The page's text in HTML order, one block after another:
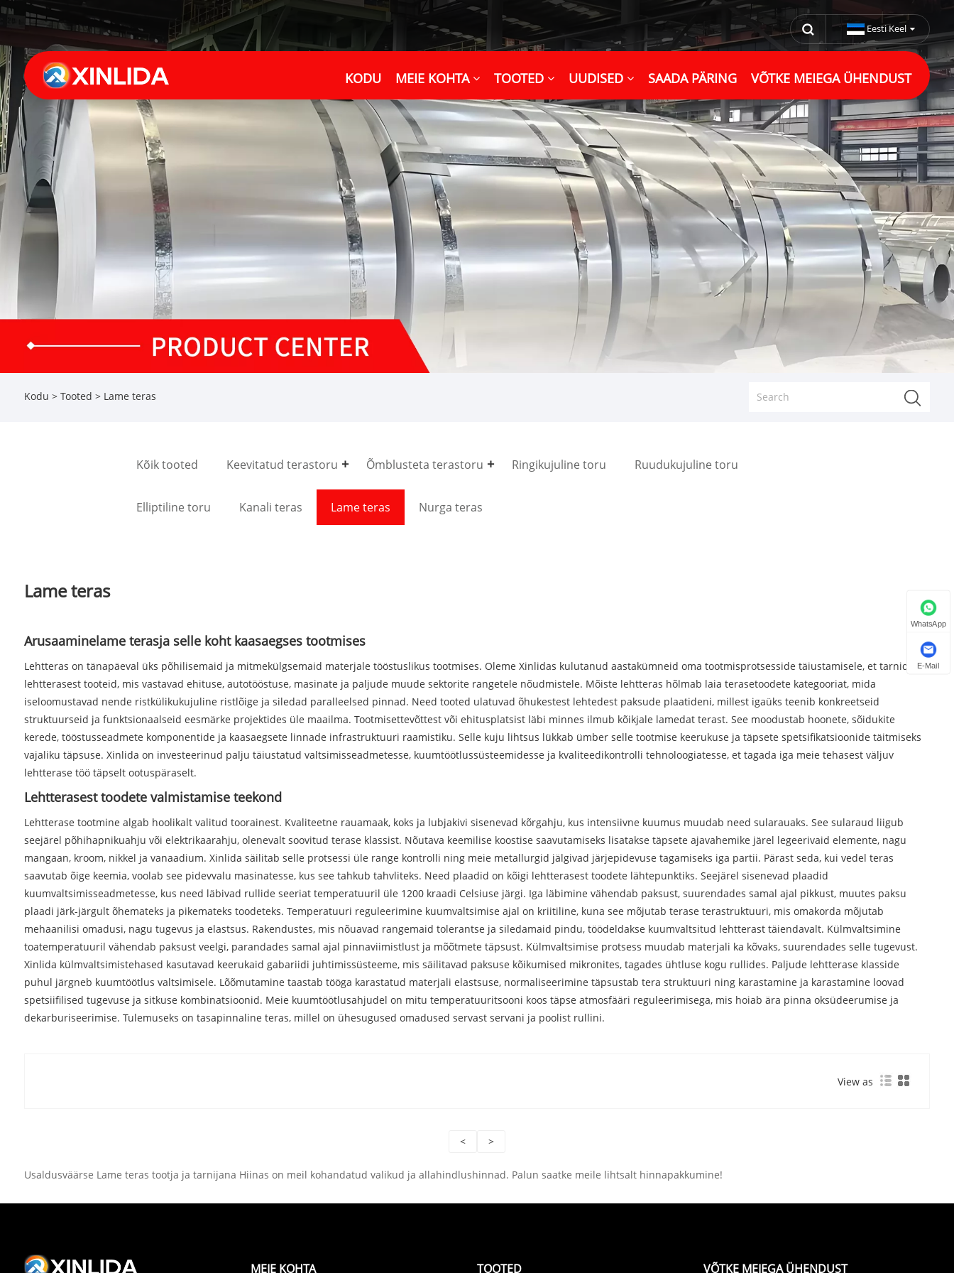
Eesti Keel
KODU MEIE KOHTA TOOTED UUDISED SAADA PÄRING VÕTKE MEIEGA ÜHENDUST
Kodu > Tooted > Lame teras
Kõik tooted Keevitatud terastoru Õmblusteta terastoru Ringikujuline toru Ruudukujuline toru
Elliptiline toru Kanali teras Lame teras Nurga teras
Lame teras
Arusaaminelame terasja selle koht kaasaegses tootmises
Lehtteras on tänapäeval üks põhilisemaid ja mitmekülgsemaid materjale tööstuslikus tootmises. Oleme Xinlidas kulutanud aastakümneid oma tootmisprotsesside täiustamisele, et tarnida
lehtterasest tooteid, mis vastavad ehituse, autotööstuse, masinate ja paljude muude sektorite rangetele nõudmistele. Mõiste lehtteras hõlmab laia terasetoodete kategooriat, mida
iseloomustavad nende ristkülikukujuline ristlõige ja siledad paralleelsed pinnad. Need tooted ulatuvad õhukestest lehtedest paksude plaatideni, millest igaüks teenib konkreetseid
struktuurseid ja funktsionaalseid eesmärke projektides üle maailma. Tootmisettevõttest või ehitusplatsist läbi minnes ilmub kõikjale lamedat terast. See moodustab hoonete, sõidukite
kerede, tööstusseadmete komponentide ja kaasaegsete linnade infrastruktuuri raamistiku. Selle kuju lihtsus lükkab ümber selle tootmise keerukuse ja täpsete spetsifikatsioonide täitmiseks
vajaliku täpsuse. Xinlida on investeerinud palju täiustatud valtsimisseadmetesse, kuumtöötlussüsteemidesse ja kvaliteedikontrolli tehnoloogiatesse, et tagada iga meie tehasest väljuv
lehtterase töö täpselt ootuspäraselt.
Lehtterasest toodete valmistamise teekond
Lehtterase tootmine algab hoolikalt valitud toorainest. Kvaliteetne rauamaak, koks ja lubjakivi sisenevad kõrgahju, kus intensiivne kuumus muudab need sularauaks. See sularaud liigub
seejärel põhihapnikuahju või elektrikaarahju, olenevalt soovitud terase klassist. Nõutava keemilise koostise saavutamiseks lisatakse täpsete ajavahemike järel legeerivaid elemente, nagu
mangaan, kroom, nikkel ja vanaadium. Xinlida säilitab selle protsessi üle range kontrolli ning meie metallurgid jälgivad järjepidevuse tagamiseks iga partii. Pärast seda, kui vedel teras
saavutab õige keemia, voolab see pidevvalu masinatesse, kus see tahkub tahvliteks. Need plaadid on kõigi lehtterasest toodete lähtepunktiks. Seejärel sisenevad plaadid
kuumvaltsimisseadmetesse, kus need läbivad rullide seeriat temperatuuril üle 1200 kraadi Celsiuse järgi. Iga läbimine vähendab paksust, suurendades samal ajal pikkust, muutes paksu
plaadi järk-järgult õhemateks ja pikemateks toodeteks. Temperatuuri reguleerimine kuumvaltsimise ajal on kriitiline, kuna see mõjutab terase terastruktuuri, mis omakorda mõjutab
mehaanilisi omadusi, nagu tugevus ja elastsus. Rakendustes, mis nõuavad rangemaid tolerantse ja siledamaid pindu, töödeldakse kuumvaltsitud lehtterast täiendavalt. Külmvaltsimine
toatemperatuuril vähendab paksust veelgi, parandades samal ajal pinnaviimistlust ja mõõtmete täpsust. Külmvaltsimise protsess muudab materjali ka kõvaks, suurendades selle tugevust.
Xinlida külmvaltsimistehased kasutavad keerukaid gabariidi juhtimissüsteeme, mis säilitavad paksuse kõikumised mikronites, tagades ühtluse kogu rullides. Paljude lehtterase klasside
puhul järgneb kuumtöötlus valtsimisele. Lõõmutamine taastab tööga karastatud materjali elastsuse, normaliseerimine täpsustab tera struktuuri ning karastamine ja karastamine loovad
spetsiifilised tugevuse ja sitkuse kombinatsioonid. Meie kuumtöötlusahjudel on mitu temperatuuritsooni koos täpse atmosfääri reguleerimisega, mis hoiab ära pinna oksüdeerumise ja
dekarburiseerimise. Tulemuseks on tasapinnaline teras, millel on ühesugused omadused servast servani ja poolist rullini.
View as
< >
Usaldusväärse Lame teras tootja ja tarnijana Hiinas on meil kohandatud valikud ja allahindlushinnad. Palun saatke meile lihtsalt hinnapakkumine!
MEIE KOHTA TOOTED VÕTKE MEIEGA ÜHENDUST
WhatsApp
E-Mail